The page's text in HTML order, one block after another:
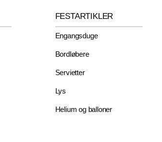
FESTARTIKLER
Engangsduge
Bordløbere
Servietter
Lys
Helium og balloner